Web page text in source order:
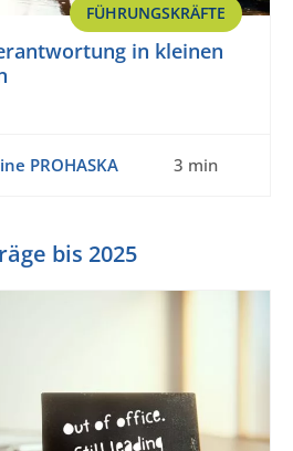
FÜHRUNGSKRÄFTE
in kleinen
PROHASKA 3 min
bis 2025